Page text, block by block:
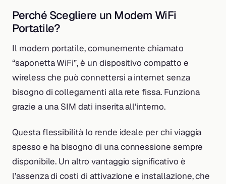
Perché Scegliere un Modem WiFi
Portatile?
Il modem portatile, comunemente chiamato
“saponetta WiFi”, è un dispositivo compatto e
wireless che può connettersi a internet senza
bisogno di collegamenti alla rete fissa. Funziona
grazie a una SIM dati inserita all’interno.
Questa flessibilità lo rende ideale per chi viaggia
spesso e ha bisogno di una connessione sempre
disponibile. Un altro vantaggio significativo è
l’assenza di costi di attivazione e installazione, che